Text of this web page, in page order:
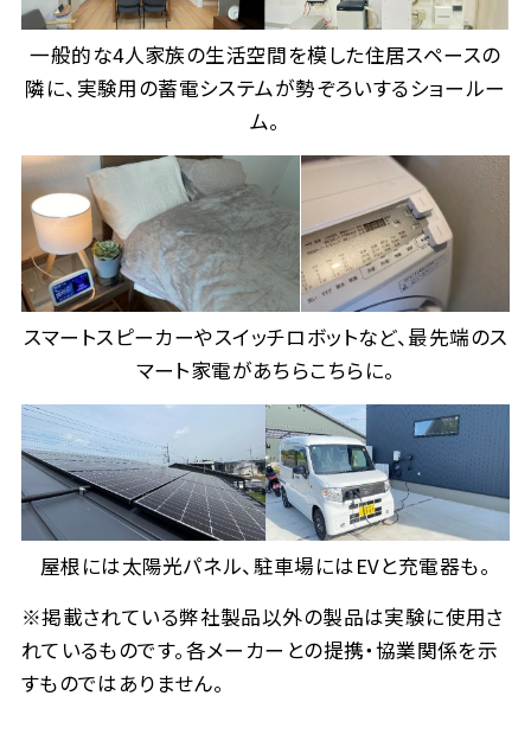
一般的な4人家族の生活空間を模した住居スペースの
隣に、実験用の蓄電システムが勢ぞろいするショールー
ム。
スマートスピーカーやスイッチロボットなど、最先端のス
マート家電があちらこちらに。
屋根には太陽光パネル、駐車場にはEVと充電器も。
※掲載されている弊社製品以外の製品は実験に使用さ
れているものです。各メーカーとの提携・協業関係を示
すものではありません。